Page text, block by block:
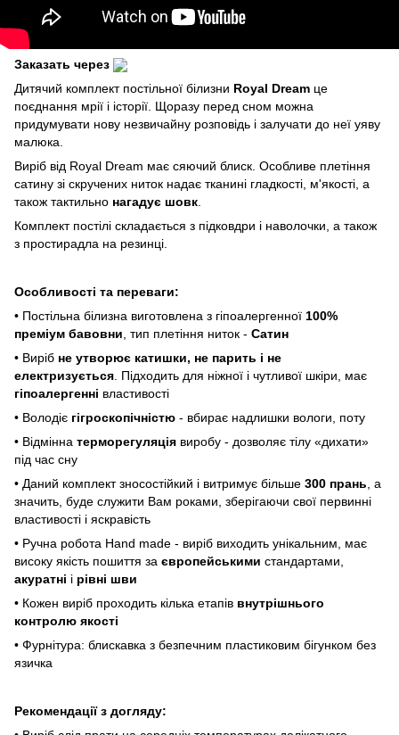
Заказать через
Дитячий комплект постільної білизни Royal Dream це
поєднання мрії і історії. Щоразу перед сном можна
придумувати нову незвичайну розповідь і залучати до неї уяву
малюка.
Виріб від Royal Dream має сяючий блиск. Особливе плетіння
сатину зі скручених ниток надає тканині гладкості, м'якості, а
також тактильно нагадує шовк
Комплект постілі складається з підковдри і наволочки, а також
з простирадла на резинці.
Особливості та переваги:
• Постільна білизна виготовлена ​​з гіпоалергенної 100%
преміум бавовни , тип плетіння ниток - Сатин
• Виріб не утворює катишки, не парить і не
електризується . Підходить для ніжної і чутливої ​​шкіри, має
гіпоалергенні властивості
• Володіє гігроскопічністю - вбирає надлишки вологи, поту
• Відмінна терморегуляція виробу - дозволяє тілу «дихати»
під час сну
• Даний комплект зносостійкий і витримує більше 300 прань , а
значить, буде служити Вам роками, зберігаючи свої первинні
властивості і яскравість
• Ручна робота Hand made - виріб виходить унікальним, має
високу якість пошиття за європейськими стандартами,
акуратні і рівні шви
• Кожен виріб проходить кілька етапів внутрішнього
контролю якості
• Фурнітура: блискавка з безпечним пластиковим бігунком без
язичка
Рекомендації з догляду: